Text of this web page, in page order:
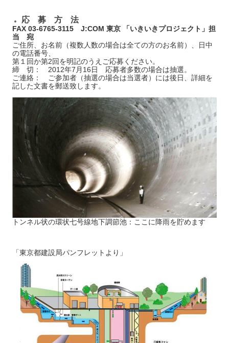
応 募 方 法
FAX 03-6765-3115 J:COM 東京 「いきいきプロジェクト」担
当 宛
ご住所、お名前（複数人数の場合は全ての方のお名前）、日中
の電話番号、
第１回か第2回を明記のうえご応募ください。
締 切： 2012年7月16日 応募者多数の場合は抽選。
ご連絡： ご参加者（抽選の場合は当選者）には後日、詳細を
記した文書を郵送致します。
トンネル状の環状七号線地下調節池：ここに降雨を貯めます
「東京都建設局パンフレットより」